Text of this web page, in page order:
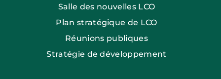
Salle des nouvelles LCO
Plan stratégique de LCO
Réunions publiques
Stratégie de développement